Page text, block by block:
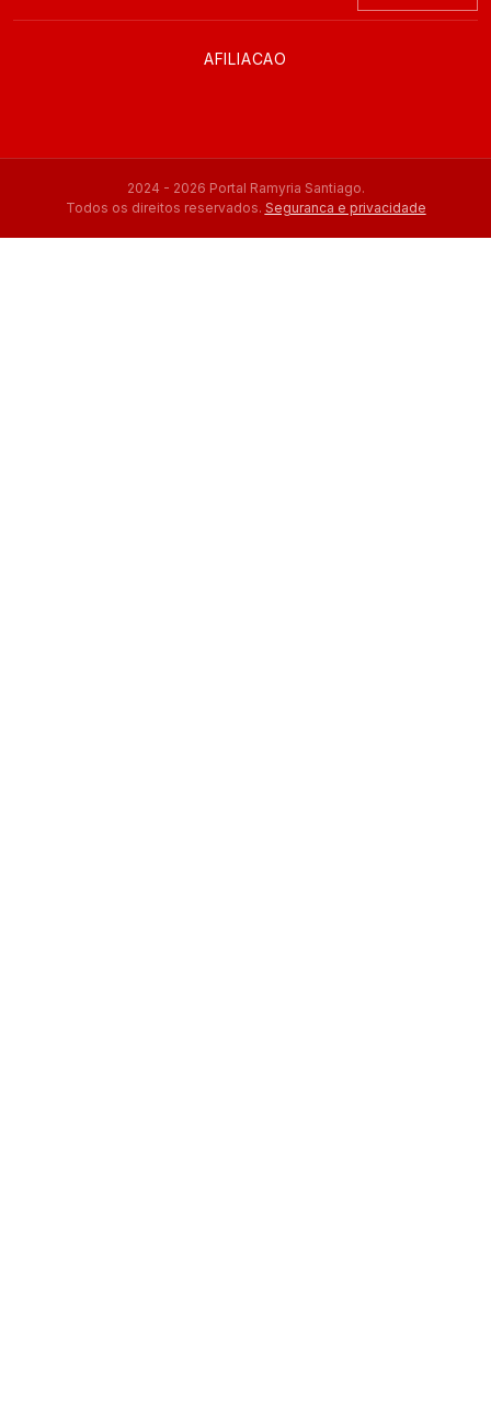
AFILIACAO
2024 - 2026 Portal Ramyria Santiago.
Todos os direitos reservados. Seguranca e privacidade